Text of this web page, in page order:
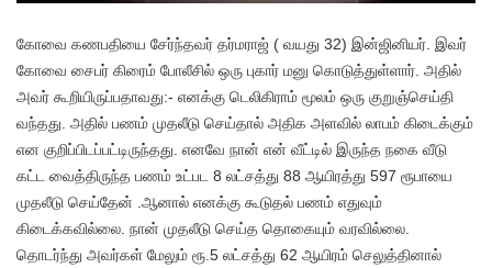
கோவை கணபதியை சேர்ந்தவர் தர்மராஜ் ( வயது 32) இன்ஜினியர். இவர்
கோவை சைபர் கிரைம் போலீசில் ஒரு புகார் மனு கொடுத்துள்ளார். அதில்
அவர் கூறியிருப்பதாவது:- எனக்கு டெலிகிராம் மூலம் ஒரு குறுஞ்செய்தி
வந்தது. அதில் பணம் முதலீடு செய்தால் அதிக அளவில் லாபம் கிடைக்கும்
என குறிப்பிடப்பட்டிருந்தது. எனவே நான் என் வீட்டில் இருந்த நகை வீடு
கட்ட வைத்திருந்த பணம் உட்பட 8 லட்சத்து 88 ஆயிரத்து 597 ரூபாயை
முதலீடு செய்தேன் .ஆனால் எனக்கு கூடுதல் பணம் எதுவும்
கிடைக்கவில்லை. நான் முதலீடு செய்த தொகையும் வரவில்லை.
தொடர்ந்து அவர்கள் மேலும் ரூ.5 லட்சத்து 62 ஆயிரம் செலுத்தினால்